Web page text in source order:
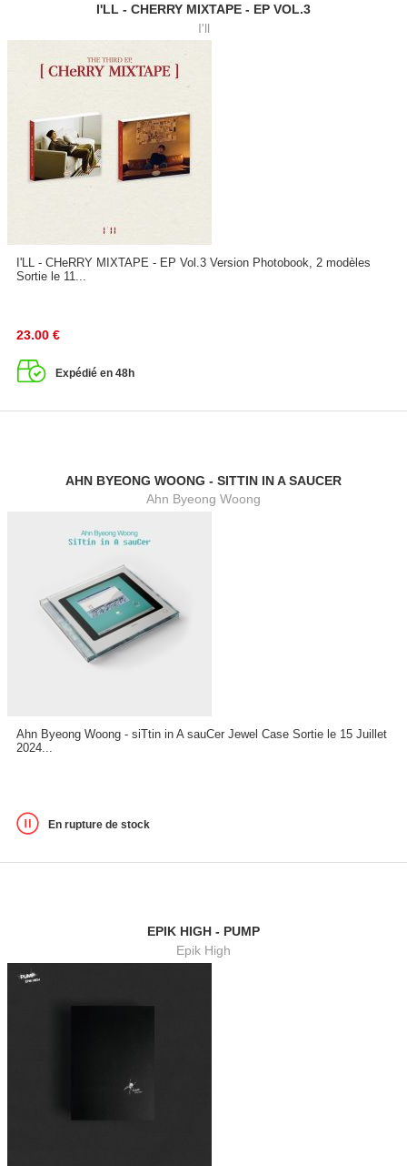
I'LL - CHERRY MIXTAPE - EP VOL.3
I'll
I'LL - CHeRRY MIXTAPE - EP Vol.3 Version Photobook, 2 modèles
Sortie le 11...
23.00 €
Expédié en 48h
AHN BYEONG WOONG - SITTIN IN A SAUCER
Ahn Byeong Woong
Ahn Byeong Woong - siTtin in A sauCer Jewel Case Sortie le 15 Juillet
2024...
En rupture de stock
EPIK HIGH - PUMP
Epik High